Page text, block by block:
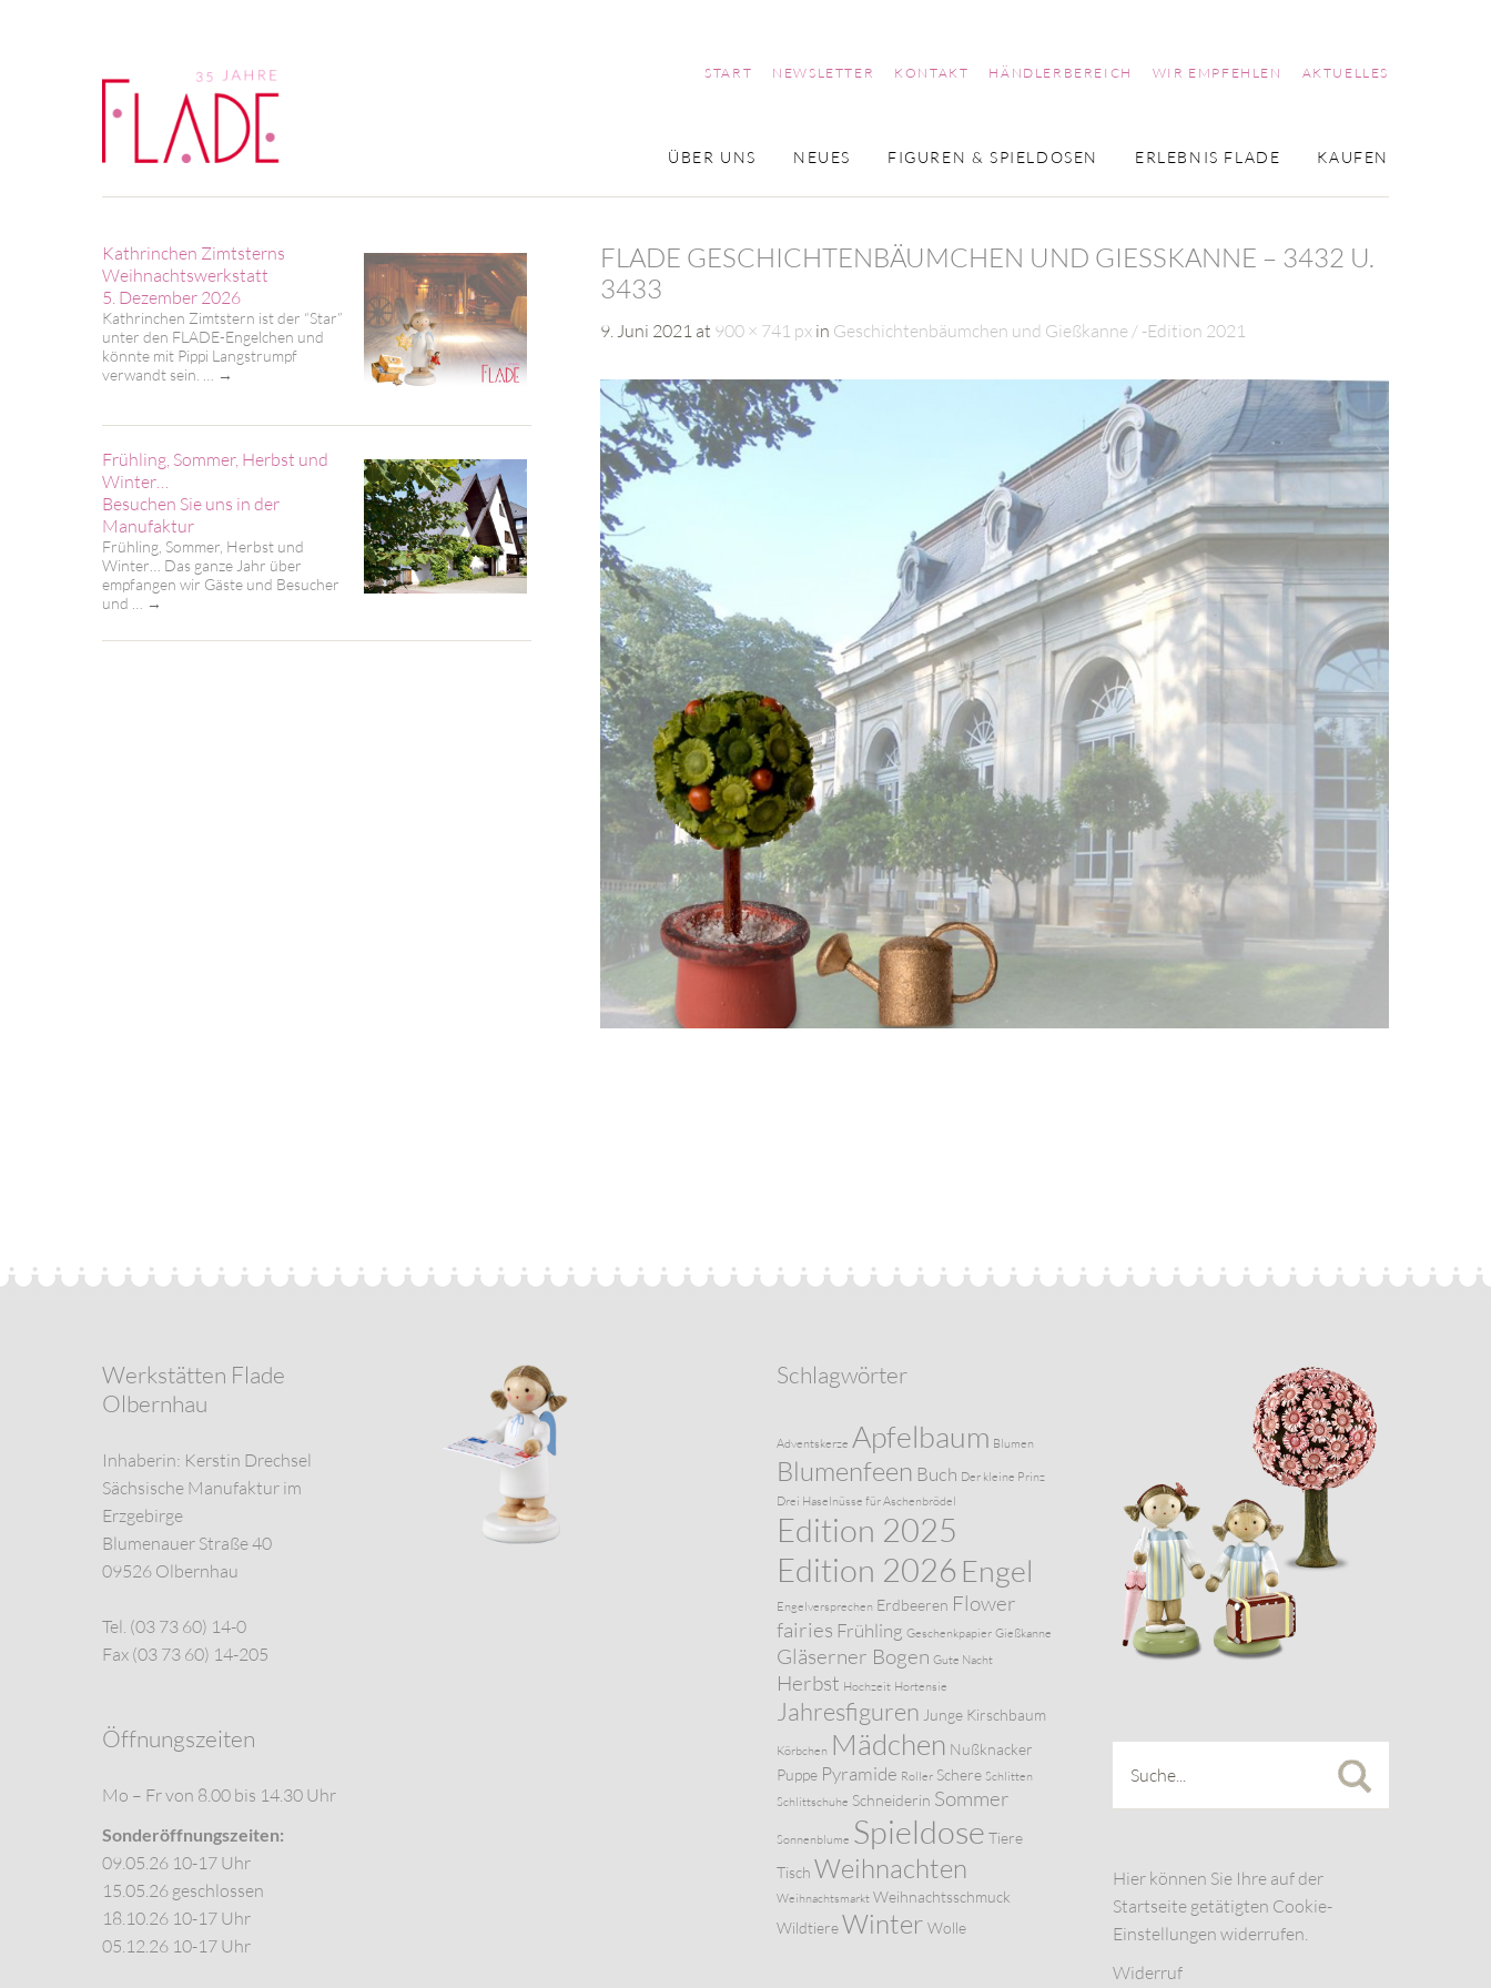
ÜBER UNS NEUES FIGUREN & SPIELDOSEN ERLEBNIS FLADE KAUFEN
START NEWSLETTER KONTAKT HÄNDLERBEREICH WIR EMPFEHLEN AKTUELLES
FLADE GESCHICHTENBÄUMCHEN UND GIESSKANNE – 3432 U. 3
433
9. Juni 2021 at 900 × 741 px in Geschichtenbäumchen und Gießkanne / -Edition 2021
Kathrinchen Zimtsterns
Weihnachtswerkstatt
5. Dezember 2026
Kathrinchen Zimtstern ist der “Star”
unter den FLADE-Engelchen und
könnte mit Pippi Langstrumpf
verwandt sein. …
→
Frühling, Sommer, Herbst und
Winter…
Besuchen Sie uns in der
Manufaktur
Frühling, Sommer, Herbst und
Winter… Das ganze Jahr über
empfangen wir Gäste und Besucher
und …
→
Werkstätten Flade
Olbernhau
Inhaberin: Kerstin Drechsel
Sächsische Manufaktur im
Erzgebirge
Blumenauer Straße 40
09526 Olbernhau
Tel. (03 73 60) 14-0
Fax (03 73 60) 14-205
Öffnungszeiten
Mo – Fr von 8.00 bis 14.30 Uhr
Sonderöffnungszeiten:
09.05.26 10-17 Uhr
15.05.26 geschlossen
18.10.26 10-17 Uhr
05.12.26 10-17 Uhr
Schlagwörter
Adventskerze Apfelbaum Blumen
Blumenfeen Buch Der kleine Prinz
Drei Haselnüsse für Aschenbrödel
Edition 2025
Edition 2026 Engel
Engelversprechen Erdbeeren Flower
fairies Frühling Geschenkpapier Gießkanne
Gläserner Bogen Gute Nacht
Herbst Hochzeit Hortensie
Jahresfiguren Junge Kirschbaum
Körbchen Mädchen Nußknacker
Puppe Pyramide Roller Schere Schlitten
Schlittschuhe Schneiderin Sommer
Sonnenblume Spieldose Tiere
Tisch Weihnachten
Weihnachtsmarkt Weihnachtsschmuck
Wildtiere Winter Wolle
Hier können Sie Ihre auf der
Startseite getätigten Cookie-
Einstellungen widerrufen.
Widerruf